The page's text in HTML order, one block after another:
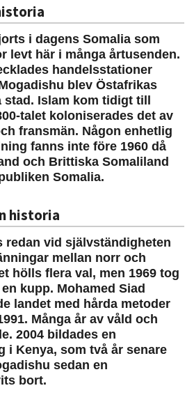
i dagens Somalia som
levt här i många årtusenden.
handelsstationer
blev Östafrikas
stad. Islam kom tidigt till
talet koloniserades det av
fransmän. Någon enhetlig
fanns inte före 1960 då
och Brittiska Somaliland
Somalia.
historia
redan vid självständigheten
mellan norr och
hölls flera val, men 1969 tog
kupp. Mohamed Siad
landet med hårda metoder
Många år av våld och
2004 bildades en
i Kenya, som två år senare
sedan en
bort.